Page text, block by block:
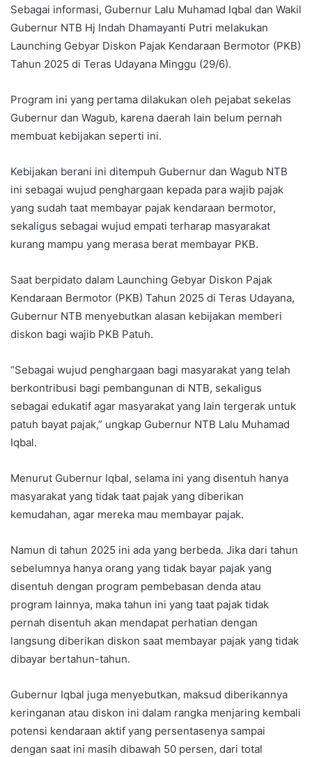
Sebagai informasi, Gubernur Lalu Muhamad Iqbal dan Wakil
Gubernur NTB Hj Indah Dhamayanti Putri melakukan
Launching Gebyar Diskon Pajak Kendaraan Bermotor (PKB)
Tahun 2025 di Teras Udayana Minggu (29/6).
Program ini yang pertama dilakukan oleh pejabat sekelas
Gubernur dan Wagub, karena daerah lain belum pernah
membuat kebijakan seperti ini.
Kebijakan berani ini ditempuh Gubernur dan Wagub NTB
ini sebagai wujud penghargaan kepada para wajib pajak
yang sudah taat membayar pajak kendaraan bermotor,
sekaligus sebagai wujud empati terharap masyarakat
kurang mampu yang merasa berat membayar PKB.
Saat berpidato dalam Launching Gebyar Diskon Pajak
Kendaraan Bermotor (PKB) Tahun 2025 di Teras Udayana,
Gubernur NTB menyebutkan alasan kebijakan memberi
diskon bagi wajib PKB Patuh.
“Sebagai wujud penghargaan bagi masyarakat yang telah
berkontribusi bagi pembangunan di NTB, sekaligus
sebagai edukatif agar masyarakat yang lain tergerak untuk
patuh bayat pajak,” ungkap Gubernur NTB Lalu Muhamad
Iqbal.
Menurut Gubernur Iqbal, selama ini yang disentuh hanya
masyarakat yang tidak taat pajak yang diberikan
kemudahan, agar mereka mau membayar pajak.
Namun di tahun 2025 ini ada yang berbeda. Jika dari tahun
sebelumnya hanya orang yang tidak bayar pajak yang
disentuh dengan program pembebasan denda atau
program lainnya, maka tahun ini yang taat pajak tidak
pernah disentuh akan mendapat perhatian dengan
langsung diberikan diskon saat membayar pajak yang tidak
dibayar bertahun-tahun.
Gubernur Iqbal juga menyebutkan, maksud diberikannya
keringanan atau diskon ini dalam rangka menjaring kembali
potensi kendaraan aktif yang persentasenya sampai
dengan saat ini masih dibawah 50 persen, dari total